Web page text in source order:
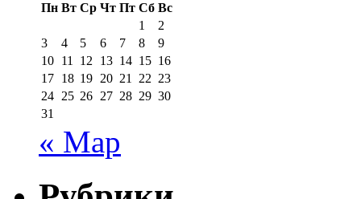
Пн Вт Ср Чт Пт Сб Вс
1
2
3
4 5 6 7 8
9
10 11 12 13 14 15 16
17 18 19 20 21 22 23
24 25 26 27 28 29 30
31
« Мар